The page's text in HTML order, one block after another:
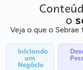
o
Veja o que o
Iniciando
um
Negócio